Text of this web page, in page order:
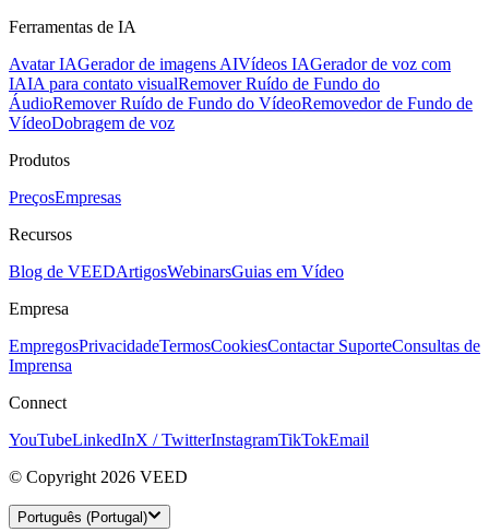
Ferramentas de IA
Avatar IAGerador de imagens AIVídeos IAGerador de voz com
IAIA para contato visualRemover Ruído de Fundo do
ÁudioRemover Ruído de Fundo do VídeoRemovedor de Fundo de
VídeoDobragem de voz
Produtos
PreçosEmpresas
Recursos
Blog de VEEDArtigosWebinarsGuias em Vídeo
Empresa
EmpregosPrivacidadeTermosCookiesContactar SuporteConsultas de
Imprensa
Connect
YouTubeLinkedInX / TwitterInstagramTikTokEmail
© Copyright 2026 VEED
Português (Portugal)